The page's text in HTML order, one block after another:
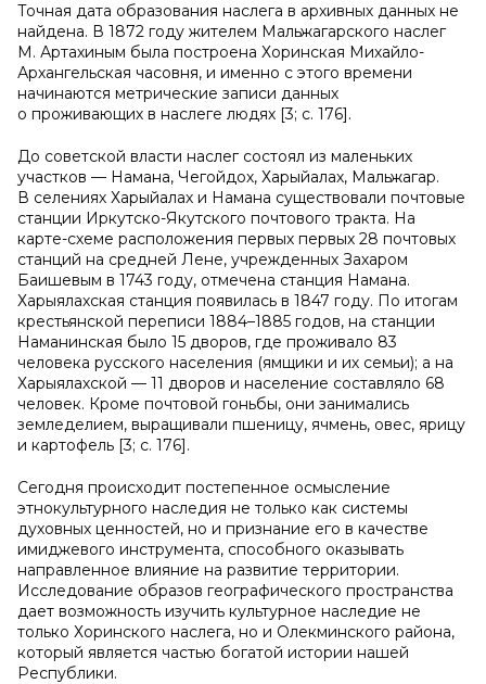
Точная дата образования наслега в архивных данных не
найдена. В 1872 году жителем Мальжагарского наслег
М. Артахиным была построена Хоринская Михайло-
Архангельская часовня, и именно с этого времени
начинаются метрические записи данных
о проживающих в наслеге людях [3; с. 176].
До советской власти наслег состоял из маленьких
участков — Намана, Чегойдох, Харыйалах, Мальжагар.
В селениях Харыйалах и Намана существовали почтовые
станции Иркутско-Якутского почтового тракта. На
карте-схеме расположения первых первых 28 почтовых
станций на средней Лене, учрежденных Захаром
Баишевым в 1743 году, отмечена станция Намана.
Харыялахская станция появилась в 1847 году. По итогам
крестьянской переписи 1884–1885 годов, на станции
Наманинская было 15 дворов, где проживало 83
человека русского населения (ямщики и их семьи); а на
Харыялахской — 11 дворов и население составляло 68
человек. Кроме почтовой гоньбы, они занимались
земледелием, выращивали пшеницу, ячмень, овес, ярицу
и картофель [3; с. 176].
Сегодня происходит постепенное осмысление
этнокультурного наследия не только как системы
духовных ценностей, но и признание его в качестве
имиджевого инструмента, способного оказывать
направленное влияние на развитие территории.
Исследование образов географического пространства
дает возможность изучить культурное наследие не
только Хоринского наслега, но и Олекминского района,
который является частью богатой истории нашей
Республики.